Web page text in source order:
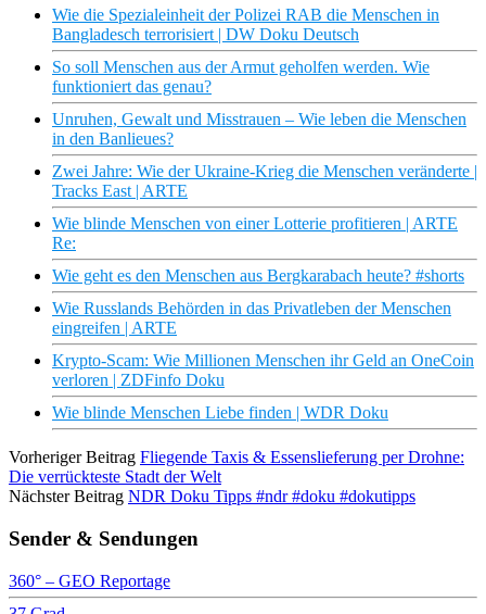
Wie die Spezialeinheit der Polizei RAB die Menschen in
Bangladesch terrorisiert | DW Doku Deutsch
So soll Menschen aus der Armut geholfen werden. Wie
funktioniert das genau?
Unruhen, Gewalt und Misstrauen – Wie leben die Menschen
in den Banlieues?
Zwei Jahre: Wie der Ukraine-Krieg die Menschen veränderte |
Tracks East | ARTE
Wie blinde Menschen von einer Lotterie profitieren | ARTE
Re:
Wie geht es den Menschen aus Bergkarabach heute? #shorts
Wie Russlands Behörden in das Privatleben der Menschen
eingreifen | ARTE
Krypto-Scam: Wie Millionen Menschen ihr Geld an OneCoin
verloren | ZDFinfo Doku
Wie blinde Menschen Liebe finden | WDR Doku
Vorheriger Beitrag Fliegende Taxis & Essenslieferung per Drohne:
Die verrückteste Stadt der Welt
Nächster Beitrag NDR Doku Tipps #ndr #doku #dokutipps
Sender & Sendungen
360° – GEO Reportage